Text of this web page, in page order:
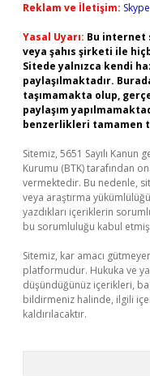
Reklam ve İletişim:
Yasal Uyarı: Bu internet
veya şahıs şirketi ile
Sitede yalnızca kendi
paylaşılmaktadır.
taşımamakta olup,
paylaşım
benzerlikleri tamamen
Sitemiz, 5651 Sayılı
Kurumu (BTK) tarafından
vermektedir. Bu nedenle,
veya araştırma
yazdıkları içeriklerin
bu sorumluluğu kabul etmiş
Sitemiz, kar amacı
platformudur. Hukuka ve
düşündüğünüz içerikleri,
bildirmeniz halinde, ilgili
kaldırılacaktır.